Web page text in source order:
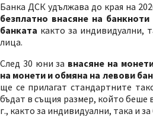
Банка ДСК удължава до края на
безплатно внасяне на
банката както за индивидуални,
лица.
След 30 юни за внасяне на
на монети и обмяна на левови
ще се прилагат стандартните
бъдат в същия размер, който беше
г., както за индивидуални, така и